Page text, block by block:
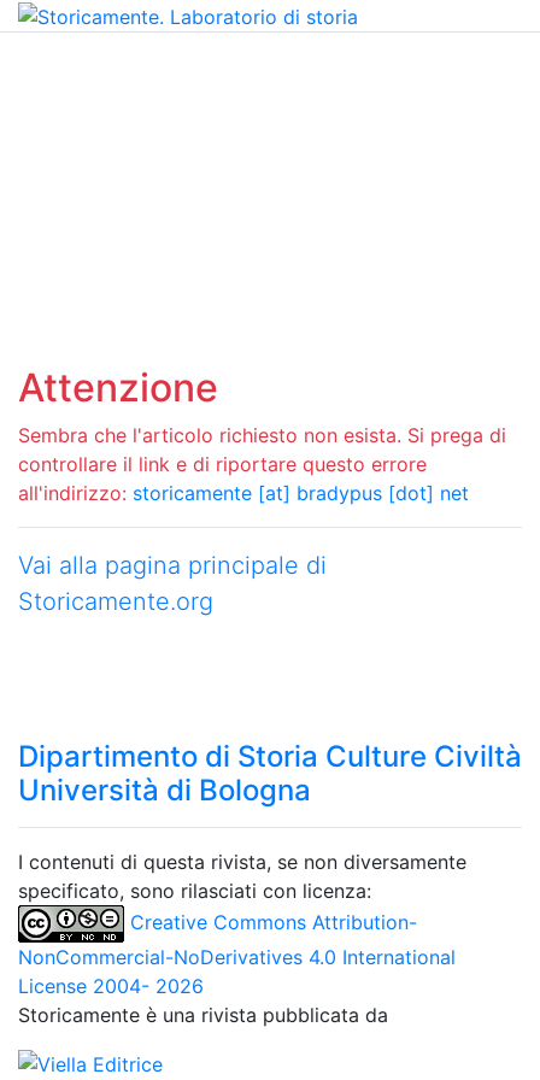
Attenzione
Sembra che l'articolo richiesto non esista. Si prega di
controllare il link e di riportare questo errore
all'indirizzo: storicamente [at] bradypus [dot] net
Vai alla pagina principale di
Storicamente.org
Dipartimento di Storia Culture Civiltà
Università di Bologna
I contenuti di questa rivista, se non diversamente
specificato, sono rilasciati con licenza:
Creative Commons Attribution-
NonCommercial-NoDerivatives 4.0 International
License 2004- 2026
Storicamente è una rivista pubblicata da